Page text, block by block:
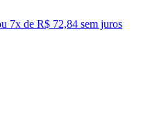
7x de R$ 72,84 sem juros